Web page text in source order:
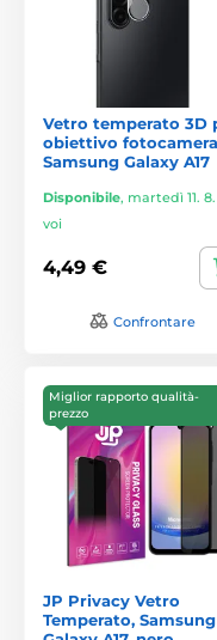
Vetro temperato 3D
obiettivo
Samsung Galaxy A17
Disponibile, martedì 11.
voi
4,49 €
Confrontare
Miglior rapporto qualità-
prezzo
JP Privacy Vetro
Temperato, Samsung